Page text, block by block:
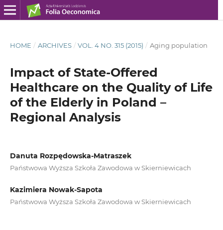
HOME / ARCHIVES / VOL. 4 NO. 315 (2015) / Aging population
Impact of State-Offered
Healthcare on the Quality of Life
of the Elderly in Poland –
Regional Analysis
Danuta Rozpędowska-Matraszek
Państwowa Wyższa Szkoła Zawodowa w Skierniewicach
Kazimiera Nowak-Sapota
Państwowa Wyższa Szkoła Zawodowa w Skierniewicach